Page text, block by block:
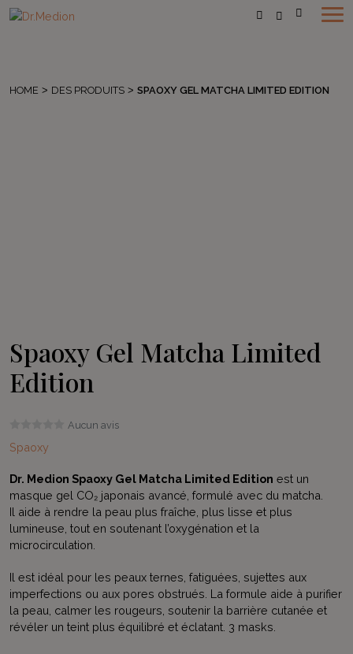
HOME > DES PRODUITS > SPAOXY GEL MATCHA LIMITED EDITION
Spaoxy Gel Matcha Limited
Edition
Dr. Medion Spaoxy Gel Matcha Limited Edition est un
masque gel CO₂ japonais avancé, formulé avec du matcha.
Il aide à rendre la peau plus fraîche, plus lisse et plus
lumineuse, tout en soutenant l’oxygénation et la
microcirculation.
Il est idéal pour les peaux ternes, fatiguées, sujettes aux
imperfections ou aux pores obstrués. La formule aide à purifier
la peau, calmer les rougeurs, soutenir la barrière cutanée et
révéler un teint plus équilibré et éclatant. 3 masks.
Aucun avis
Spaoxy